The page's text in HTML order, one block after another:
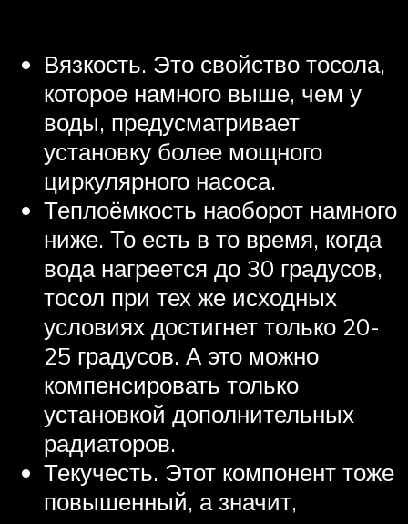
Вязкость. Это свойство тосола,
которое намного выше, чем у
воды, предусматривает
установку более мощного
циркулярного насоса.
Теплоёмкость наоборот намного
ниже. То есть в то время, когда
вода нагреется до 30 градусов,
тосол при тех же исходных
условиях достигнет только 20-
25 градусов. А это можно
компенсировать только
установкой дополнительных
радиаторов.
Текучесть. Этот компонент тоже
повышенный, а значит,